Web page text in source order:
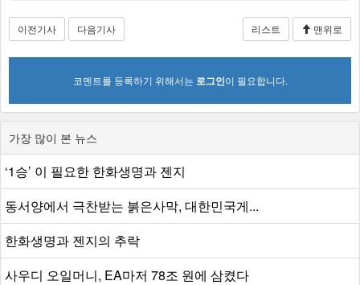
이전기사 다음기사 리스트 맨위로
코멘트를 등록하기 위해서는 로그인이 필요합니다.
가장 많이 본 뉴스
‘1승’ 이 필요한 한화생명과 젠지
동서양에서 극찬받는 붉은사막, 대한민국게...
한화생명과 젠지의 추락
사우디 오일머니, EA마저 78조 원에 삼켰다